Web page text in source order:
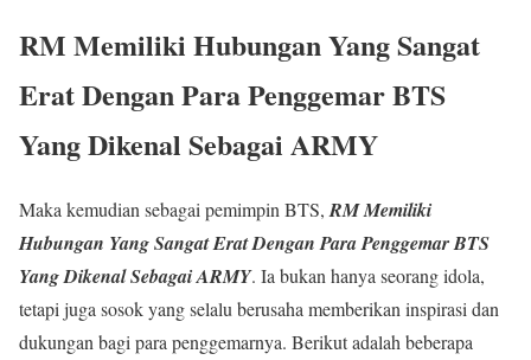
RM Memiliki Hubungan Yang Sangat
Erat Dengan Para Penggemar BTS
Yang Dikenal Sebagai ARMY
Maka kemudian sebagai pemimpin BTS, RM Memiliki
Hubungan Yang Sangat Erat Dengan Para Penggemar BTS
Yang Dikenal Sebagai ARMY. Ia bukan hanya seorang idola,
tetapi juga sosok yang selalu berusaha memberikan inspirasi dan
dukungan bagi para penggemarnya. Berikut adalah beberapa